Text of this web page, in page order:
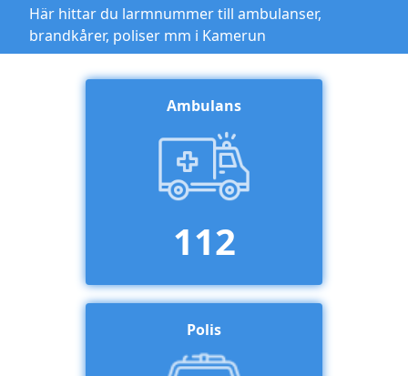
Här hittar du larmnummer till ambulanser,
brandkårer, poliser mm i Kamerun
Ambulans
112
Polis